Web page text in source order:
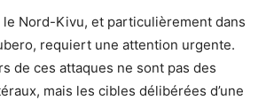
le Nord-Kivu, et particulièrement dans
requiert une attention urgente.
de ces attaques ne sont pas des
mais les cibles délibérées d’une